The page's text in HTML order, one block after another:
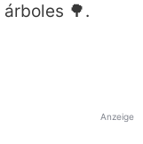
árboles 🌳.
Anzeige